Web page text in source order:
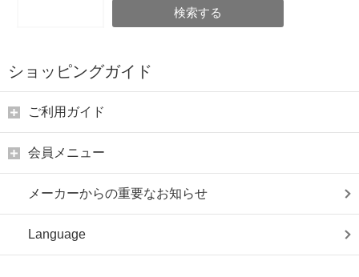
検索する
ショッピングガイド
ご利用ガイド
会員メニュー
メーカーからの重要なお知らせ
Language